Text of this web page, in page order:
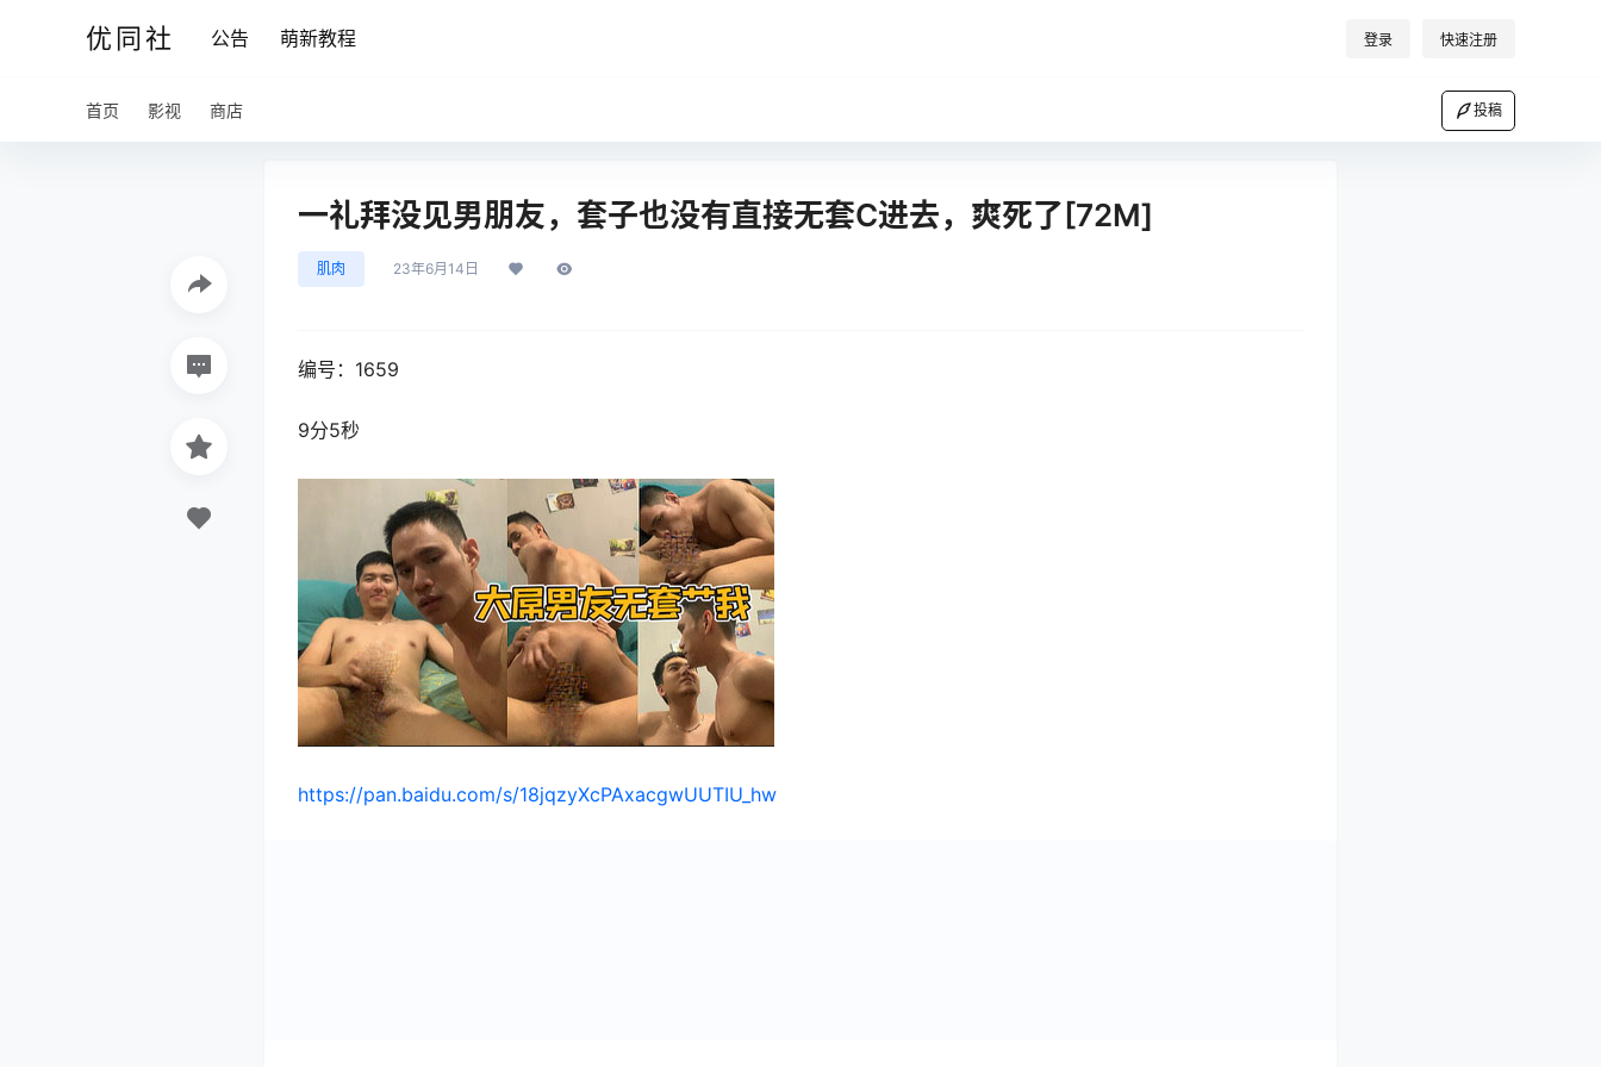
优同社 公告 萌新教程 登录 快速注册
首页 影视 商店 投稿
一礼拜没见男朋友，套子也没有直接无套C进去，爽死了[72M]
肌肉 23年6月14日
编号：1659
9分5秒
https://pan.baidu.com/s/18jqzyXcPAxacgwUUTIU_hw